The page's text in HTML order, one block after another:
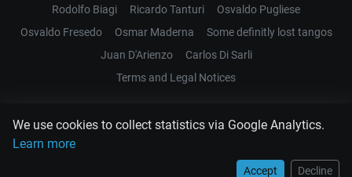
We use cookies to collect statistics via Google Analytics.
Learn more
Accept Decline
Rodolfo Biagi Ricardo Tanturi
Osvaldo Pugliese
Osvaldo Fresedo
Osmar Maderna
Some definitly lost tangos
Juan D'Arienzo
Carlos Di Sarli
Terms and Legal Notices
EL RECODO TANGO